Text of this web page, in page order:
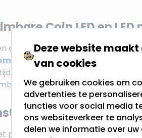
Coin LED en
deel van het assortiment is
dimmervoor het
in de productspecificaties of het
is.
plaatsen van een Coin LED of LED
Deze website
van cookies
We gebruiken cookies om
advertenties te
functies voor social media
ons websiteverkeer te
delen we informatie over uw